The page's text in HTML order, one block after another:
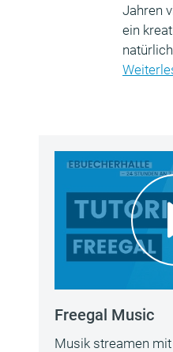
Jahren
ein
Freegal Music
Musik streamen